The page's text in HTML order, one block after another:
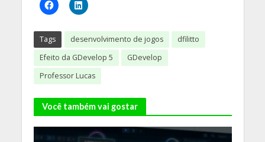
Tags desenvolvimento de jogos
dfilitto
Efeito da GDevelop 5
GDevelop
Professor Lucas
Você também vai gostar